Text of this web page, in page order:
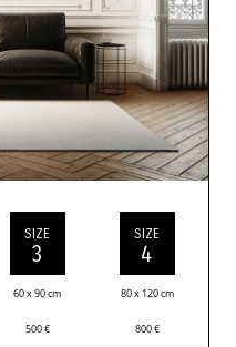
SIZE
3
60 x 90 cm
500€
SIZE
4
80 x 120 cm
800€